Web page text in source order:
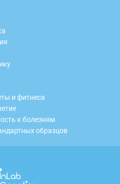
и фитнеса
к болезням
образцов